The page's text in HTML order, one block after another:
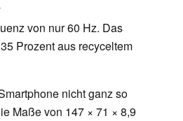
von nur 60 Hz. Das
Prozent aus recyceltem
nicht ganz so
Maße von 147 × 71 × 8,9